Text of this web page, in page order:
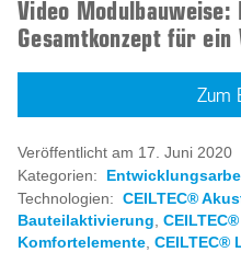
Video Modulbauweise:
Gesamtkonzept für ein
Zum
Veröffentlicht am 17. Juni 2020
Kategorien:
Technologien: CEILTEC®
Bauteilaktivierung
Komfortelemente CEILTEC®